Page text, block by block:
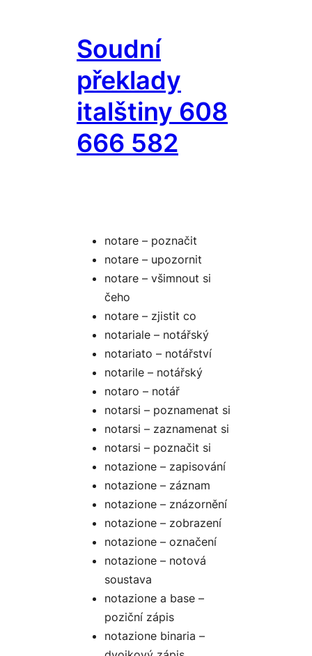
obsahSoudní
překlady
italštiny 608
666 582
notare – poznačit
notare – upozornit
notare – všimnout si
čeho
notare – zjistit co
notariale – notářský
notariato – notářství
notarile – notářský
notaro – notář
notarsi – poznamenat si
notarsi – zaznamenat si
notarsi – poznačit si
notazione – zapisování
notazione – záznam
notazione – znázornění
notazione – zobrazení
notazione – označení
notazione – notová
soustava
notazione a base –
poziční zápis
notazione binaria –